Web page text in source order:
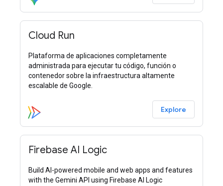
Cloud Run
Plataforma de aplicaciones completamente
administrada para ejecutar tu código, función o
contenedor sobre la infraestructura altamente
escalable de Google.
Explore
Firebase AI Logic
Build AI-powered mobile and web apps and features
with the Gemini API using Firebase AI Logic